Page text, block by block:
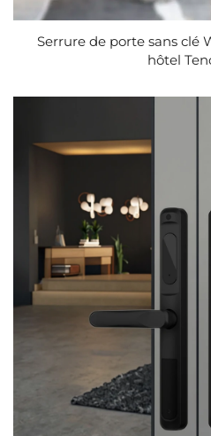
Serrure de porte sans clé
hôtel